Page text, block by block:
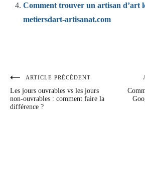
Comment trouver un artisan d’art
metiersdart-artisanat.com
Navigation
de
ARTICLE PRÉCÉDENT
Les jours ouvrables vs les jours
non-ouvrables : comment faire la
différence ?